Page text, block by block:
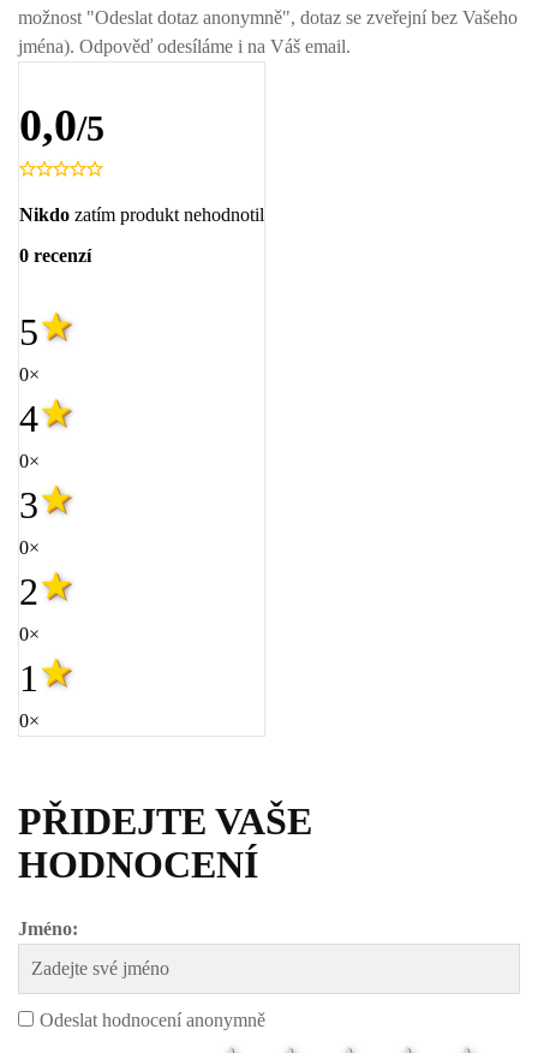
možnost "Odeslat dotaz anonymně", dotaz se zveřejní bez Vašeho
jména). Odpověď odesíláme i na Váš email.
0,0/5
Nikdo zatím produkt nehodnotil
0 recenzí
5
0×
4
0×
3
0×
2
0×
1
0×
PŘIDEJTE VAŠE
HODNOCENÍ
Jméno:
Odeslat hodnocení anonymně